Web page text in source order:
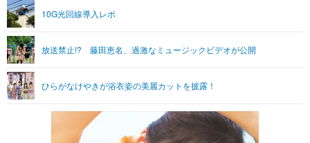
グラビア ブログ
ショッピング
ライフTOP
リリース一覧
プッシュ通知の停止方法
10G光回線導入レポ
放送禁止!? 藤田恵名、過激なミュージックビデオが公開
ひらがなけやきが浴衣姿の美麗カットを披露！